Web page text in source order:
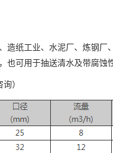
造纸工业、水泥厂、炼钢
也可用于抽送清水及带腐蚀
）